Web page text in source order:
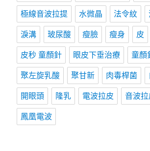
極線音波拉提 水微晶 法令紋
淚溝 玻尿酸 瘦臉 瘦身 皮
皮秒 童顏針 眼皮下垂治療 童顏
聚左旋乳酸 聚甘新 肉毒桿菌
開眼頭 隆乳 電波拉皮 音波拉
鳳凰電波